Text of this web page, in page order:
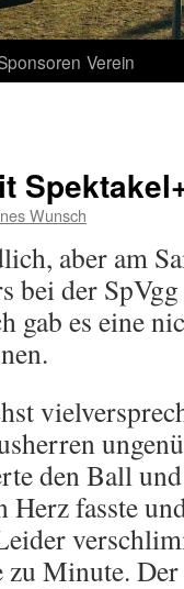
Verein
Wunsch
aber am
bei der
gab es eine
den Ball
Herz fasste
Minute.